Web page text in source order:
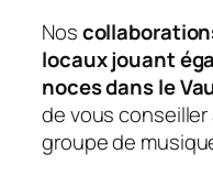
Nos
locaux jouant
noces dans le
de vous
groupe de